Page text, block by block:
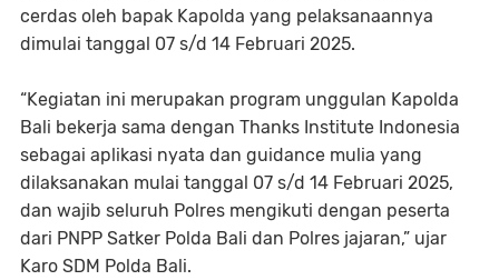
cerdas oleh bapak Kapolda yang pelaksanaannya
dimulai tanggal 07 s/d 14 Februari 2025.
“Kegiatan ini merupakan program unggulan Kapolda
Bali bekerja sama dengan Thanks Institute Indonesia
sebagai aplikasi nyata dan guidance mulia yang
dilaksanakan mulai tanggal 07 s/d 14 Februari 2025,
dan wajib seluruh Polres mengikuti dengan peserta
dari PNPP Satker Polda Bali dan Polres jajaran,” ujar
Karo SDM Polda Bali.